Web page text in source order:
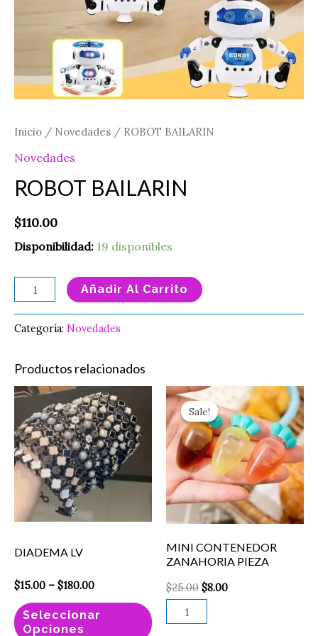
Inicio / Novedades / ROBOT BAILARIN
Novedades
ROBOT BAILARIN
$110.00
Disponibilidad: 19 disponibles
Añadir Al Carrito
Categoría: Novedades
Productos relacionados
DIADEMA LV
$15.00 – $180.00
Price
range:
$15.00
through
$180.00
Seleccionar
Opciones
Este
producto
tiene
múltiples
variantes.
Las
opciones
pueden
elegir
la
Sale!
Sale!
MINI CONTENEDOR
ZANAHORIA PIEZA
$25.00
Original
price
was:
$25.00.
$8.00
Current
price
is:
$8.00.
MINI
CONTENEDOR
ZANAHORIA
PIEZA
cantidad